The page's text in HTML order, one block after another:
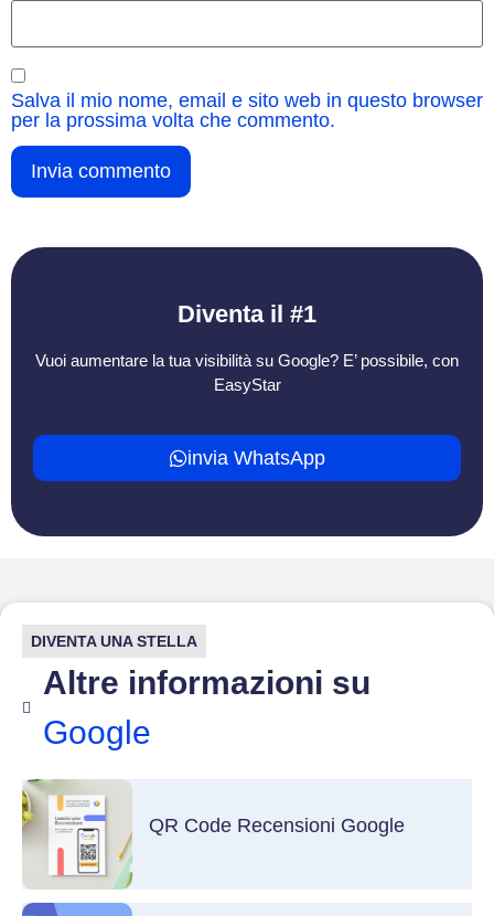
Salva il mio nome, email e sito web in questo browser
per la prossima volta che commento.
Diventa il #1
Vuoi aumentare la tua visibilità su Google? E’ possibile, con
EasyStar
invia WhatsApp
DIVENTA UNA STELLA
Altre informazioni su
Google
QR Code Recensioni Google